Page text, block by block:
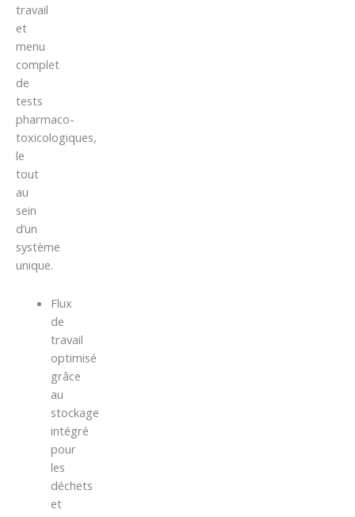
travail
et
menu
complet
de
tests
pharmaco-
toxicologiques,
le
tout
au
sein
d’un
système
unique.
Flux
de
travail
optimisé
grâce
au
stockage
intégré
pour
les
déchets
et